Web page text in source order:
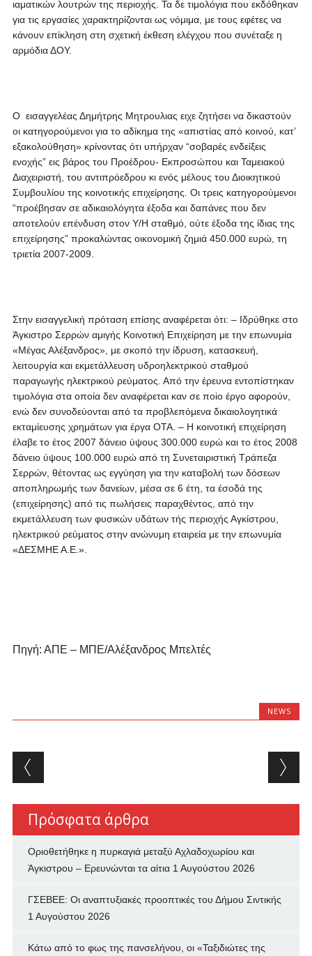
ιαματικών λουτρών της περιοχής. Τα δε τιμολόγια που εκδόθηκαν
για τις εργασίες χαρακτηρίζονται ως νόμιμα, με τους εφέτες να
κάνουν επίκληση στη σχετική έκθεση ελέγχου που συνέταξε η
αρμόδια ΔΟΥ.
Ο εισαγγελέας Δημήτρης Μητρουλιας ειχε ζητήσει να δικαστούν
οι κατηγορούμενοι για το αδίκημα της «απιστίας από κοινού, κατ’
εξακολούθηση» κρίνοντας ότι υπήρχαν “σοβαρές ενδείξεις
ενοχής” εις βάρος του Προέδρου- Εκπροσώπου και Ταμειακού
Διαχειριστή, του αντιπρόεδρου κι ενός μέλους του Διοικητικού
Συμβουλίου της κοινοτικής επιχείρησης. Οι τρεις κατηγορούμενοι
“προέβησαν σε αδικαιολόγητα έξοδα και δαπάνες που δεν
αποτελούν επένδυση στον Υ/Η σταθμό, ούτε έξοδα της ίδιας της
επιχείρησης” προκαλώντας οικονομική ζημιά 450.000 ευρώ, τη
τριετία 2007-2009.
Στην εισαγγελική πρόταση επίσης αναφέρεται ότι: – Ιδρύθηκε στο
Άγκιστρο Σερρών αμιγής Κοινοτική Επιχείρηση με την επωνυμία
«Μέγας Αλέξανδρος», με σκοπό την ίδρυση, κατασκευή,
λειτουργία και εκμετάλλευση υδροηλεκτρικού σταθμού
παραγωγής ηλεκτρικού ρεύματος. Από την έρευνα εντοπίστηκαν
τιμολόγια στα οποία δεν αναφέρεται καν σε ποio έργο αφορούν,
ενώ δεν συνοδεύονται από τα προβλεπόμενα δικαιολογητικά
εκταμίευσης χρημάτων για έργα ΟΤΑ. – Η κοινοτική επιχείρηση
έλαβε το έτος 2007 δάνειο ύψους 300.000 ευρώ και το έτος 2008
δάνειο ύψους 100.000 ευρώ από τη Συνεταιριστική Τράπεζα
Σερρών, θέτοντας ως εγγύηση για την καταβολή των δόσεων
αποπληρωμής των δανείων, μέσα σε 6 έτη, τα έσοδά της
(επιχείρησης) από τις πωλήσεις παραχθέντος, από την
εκμετάλλευση των φυσικών υδάτων τής περιοχής Αγκίστρου,
ηλεκτρικού ρεύματος στην ανώνυμη εταιρεία με την επωνυμία
«ΔΕΣΜΗΕ Α.Ε.».
Πηγή: ΑΠΕ – ΜΠΕ/Αλέξανδρος Μπελτές
NEWS
Post navigation
Πρόσφατα άρθρα
Οριοθετήθηκε η πυρκαγιά μεταξύ Αχλαδοχωρίου και
Άγκιστρου – Ερευνώνται τα αίτια 1 Αυγούστου 2026
ΓΣΕΒΕΕ: Οι αναπτυξιακές προοπτικές του Δήμου Σιντικής
1 Αυγούστου 2026
Κάτω από το φως της πανσελήνου, οι «Ταξιδιώτες της